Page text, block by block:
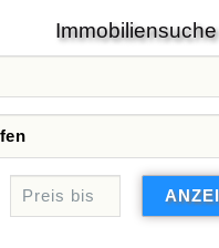
Immobiliensuche